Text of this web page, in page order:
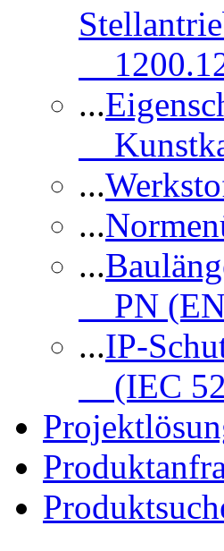
...
...
...
...
PN
...IP-
(IEC